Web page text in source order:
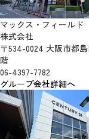
マックス・フィールド
株式会社
〒534-0024 大阪市都
階
06-4397-7782
グループ会社詳細へ